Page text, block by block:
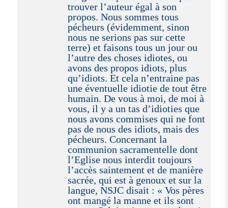
trouver l’auteur égal à son
propos. Nous sommes tous
pécheurs (évidemment, sinon
nous ne serions pas sur cette
terre) et faisons tous un jour ou
l’autre des choses idiotes, ou
avons des propos idiots, plus
qu’idiots. Et cela n’entraine pas
une éventuelle idiotie de tout être
humain. De vous à moi, de moi à
vous, il y a un tas d’idioties que
nous avons commises qui ne font
pas de nous des idiots, mais des
pécheurs. Concernant la
communion sacramentelle dont
l’Eglise nous interdit toujours
l’accès saintement et de manière
sacrée, qui est à genoux et sur la
langue, NSJC disait : « Vos pères
ont mangé la manne et ils sont